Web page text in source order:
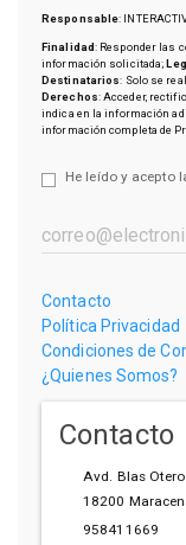
Responsable:
Finalidad: Responder las
información solicitada;
Destinatarios: Solo se
Derechos: Acceder,
indica en la información
información completa de
He leído y acepto
Contacto
Política Privacidad
Condiciones de
¿Quienes Somos?
Contacto
Avd. Blas
18200
958411669